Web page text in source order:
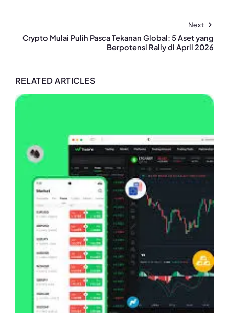
Next
Crypto Mulai Pulih Pasca Tekanan Global: 5 Aset yang
Berpotensi Rally di April 2026
RELATED ARTICLES